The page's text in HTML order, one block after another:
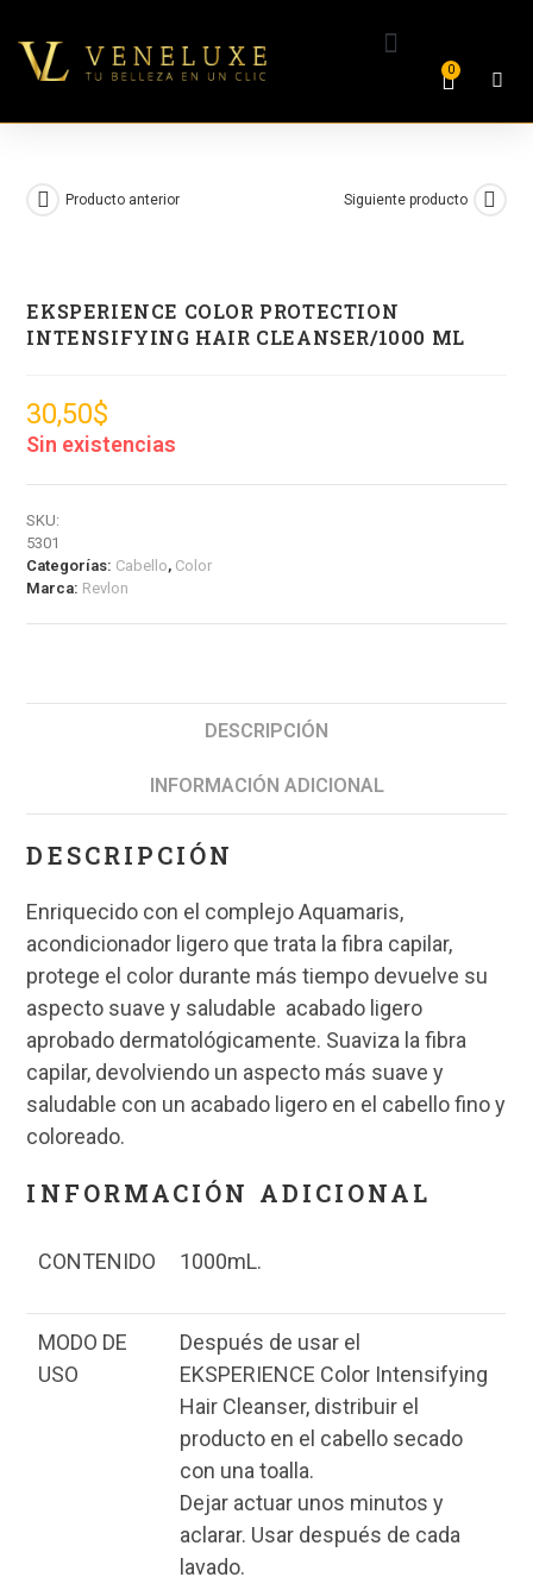
0
Producto anterior Siguiente producto
EKSPERIENCE COLOR PROTECTION
INTENSIFYING HAIR CLEANSER/1000 ML
30,50$
Sin existencias
SKU:
5301
Categorías: Cabello, Color
Marca: Revlon
DESCRIPCIÓN
INFORMACIÓN ADICIONAL
DESCRIPCIÓN
Enriquecido con el complejo Aquamaris,
acondicionador ligero que trata la fibra capilar,
protege el color durante más tiempo devuelve su
aspecto suave y saludable acabado ligero
aprobado dermatológicamente. Suaviza la fibra
capilar, devolviendo un aspecto más suave y
saludable con un acabado ligero en el cabello fino y
coloreado.
INFORMACIÓN ADICIONAL
CONTENIDO 1000mL.
MODO DE
USO
Después de usar el
EKSPERIENCE Color Intensifying
Hair Cleanser, distribuir el
producto en el cabello secado
con una toalla.
Dejar actuar unos minutos y
aclarar. Usar después de cada
lavado.